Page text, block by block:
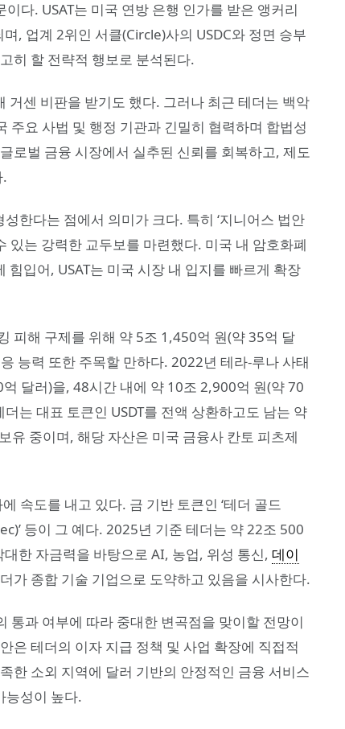
이다. USAT는 미국 연방 은행 인가를 받은 앵커리
, 업계 2위인 서클(Circle)사의 USDC와 정면 승부
히 할 전략적 행보로 분석된다.
센 비판을 받기도 했다. 그러나 최근 테더는 백악
주요 사법 및 행정 기관과 긴밀히 협력하며 합법성
로벌 금융 시장에서 실추된 신뢰를 회복하고, 제도
한다는 점에서 의미가 크다. 특히 ‘지니어스 법안
있는 강력한 교두보를 마련했다. 미국 내 암호화폐
입어, USAT는 미국 시장 내 입지를 빠르게 확장
피해 구제를 위해 약 5조 1,450억 원(약 35억 달
능력 또한 주목할 만하다. 2022년 테라-루나 사태
달러)을, 48시간 내에 약 10조 2,900억 원(약 70
는 대표 토큰인 USDT를 전액 상환하고도 남는 약
중이며, 해당 자산은 미국 금융사 칸토 피츠제
속도를 내고 있다. 금 기반 토큰인 ‘테더 골드
등이 그 예다. 2025년 기준 테더는 약 22조 500
한 자금력을 바탕으로 AI, 농업, 위성 통신,데이
가 종합 기술 기업으로 도약하고 있음을 시사한다.
통과 여부에 따라 중대한 변곡점을 맞이할 전망이
은 테더의 이자 지급 정책 및 사업 확장에 직접적
한 소외 지역에 달러 기반의 안정적인 금융 서비스
능성이 높다.